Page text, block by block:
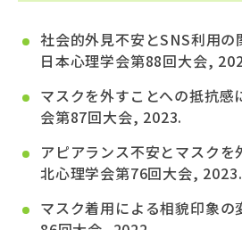
社会的外見不安とSNS利用の
日本心理学会第88回大会,
マスクを外すことへの抵抗感
会第87回大会, 2023.
アピアランス不安とマスク
北心理学会第76回大会, 2023.
マスク着用による相貌印象